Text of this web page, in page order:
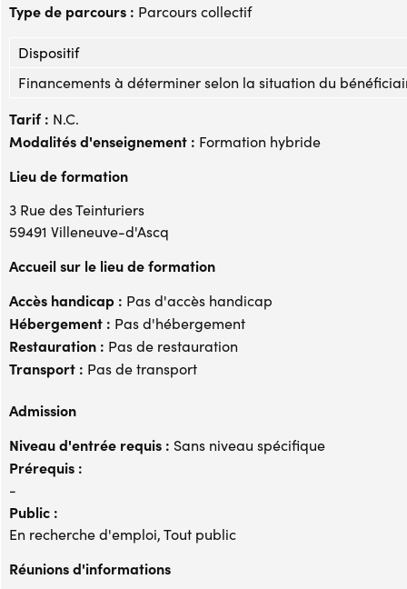
Type de parcours : Parcours collectif
Dispositif
Financements à déterminer selon la situation du
Tarif : N.C.
Modalités d'enseignement : Formation hybride
Lieu de formation
3 Rue des Teinturiers
59491 Villeneuve-d'Ascq
Accueil sur le lieu de formation
Accès handicap : Pas d'accès handicap
Hébergement : Pas d'hébergement
Restauration : Pas de restauration
Transport : Pas de transport
Admission
Niveau d'entrée requis : Sans niveau spécifique
Prérequis :
-
Public :
En recherche d'emploi, Tout public
Réunions d'informations